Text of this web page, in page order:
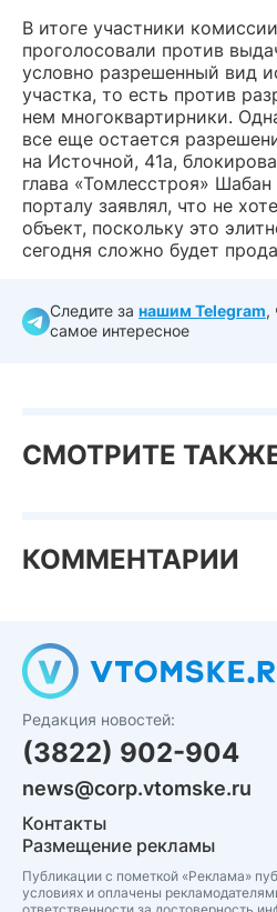
В итоге участники
проголосовали против
условно разрешенный вид
участка, то есть против
нем многоквартирники.
все еще остается
на Источной, 41а,
глава «Томлесстроя»
порталу заявлял, что не
объект, поскольку это
сегодня сложно будет
Следите за нашим Telegram,
самое интересное
СМОТРИТЕ
КОММЕНТАРИИ
Редакция новостей:
(3822) 902-904
news@corp.vtomske.ru
Контакты
Размещение рекламы
Публикации с пометкой «Реклама»
условиях и оплачены